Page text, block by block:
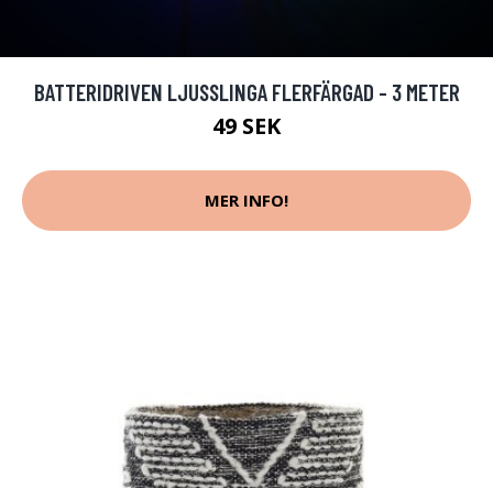
BATTERIDRIVEN LJUSSLINGA FLERFÄRGAD - 3 METER
49 SEK
MER INFO!